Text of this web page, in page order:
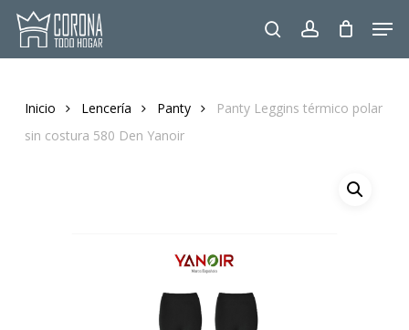
Skip
main
searchaccount
Inicio Lencería Panty
Panty Leggins térmico polar
sin costura 580 Den Yanoir